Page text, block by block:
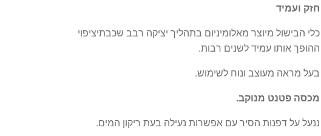
חזק ועמיד
כלי הבישול מיוצר מאלומיניום בתהליך יציקה רבב שכבתיציפוי
ההופך אותו עמיד לשנים רבות.
בעל מראה מעוצב ונוח לשימוש.
מכסה פטנט מנוקב.
ננעל על דפנות הסיר עם אפשרות נעילה בעת ריקון המים.